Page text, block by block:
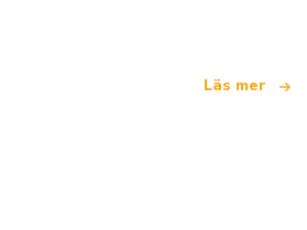
Läs mer